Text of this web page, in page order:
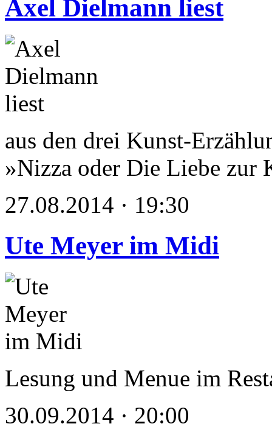
Axel Dielmann liest
aus den drei Kunst-
»Nizza oder Die Liebe zur
27.08.2014 · 19:30
Ute Meyer im Midi
Lesung und Menue im
30.09.2014 · 20:00